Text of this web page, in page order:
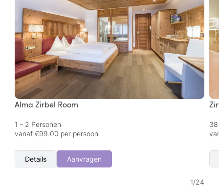
Alma Zirbel Room
1 – 2 Personen
vanaf €99.00 per persoon
Details Aanvragen
38
1/24